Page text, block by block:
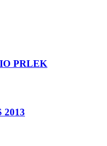
PRLEK
2013